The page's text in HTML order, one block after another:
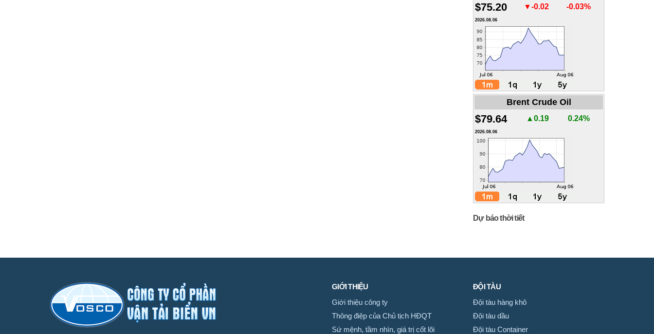
$75.20 ▼-0.02 -0.03%
2026.08.06
Brent Crude Oil
$79.64 ▲0.19 0.24%
2026.08.06
Dự báo thời tiết
GIỚI THIỆU
Giới thiệu công ty
Thông điệp của Chủ tịch HĐQT
Sứ mệnh, tầm nhìn, giá trị cốt lõi
ĐỘI TÀU
Đội tàu hàng khô
Đội tàu dầu
Đội tàu Container